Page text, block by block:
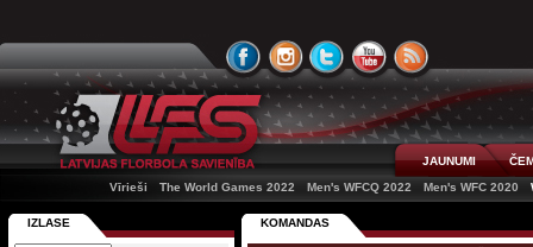
JAUNUMI
Vīrieši
The World Games 2022 Men's WFCQ 2022 Men's WFC 2020
KOMANDAS
IZLASE